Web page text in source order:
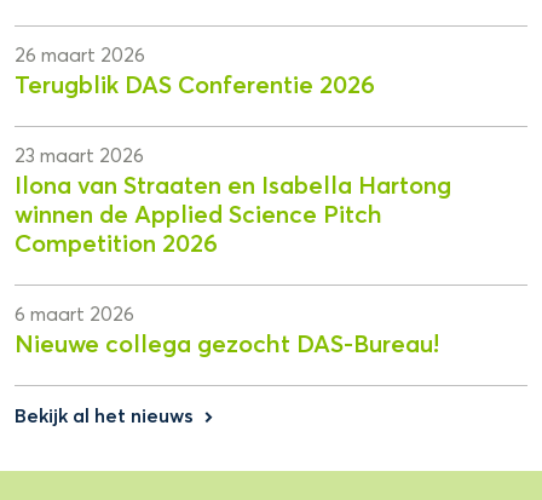
26 maart 2026
Terugblik DAS Conferentie 2026
23 maart 2026
Ilona van Straaten en Isabella Hartong
winnen de Applied Science Pitch
Competition 2026
6 maart 2026
Nieuwe collega gezocht DAS-Bureau!
Bekijk al het nieuws keyboard_arrow_right